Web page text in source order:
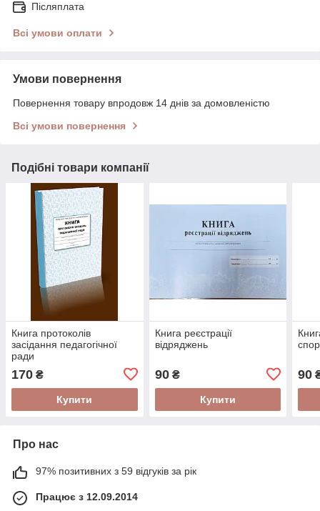
Післяплата
Всі умови оплати
Умови повернення
Повернення товару впродовж 14 днів за домовленістю
Всі умови повернення
Подібні товари компанії
Книга протоколів
засідання педагогічної
ради
170 ₴
Купити
Книга реєстрації
відряджень
90₴
Купити
90
Про нас
97% позитивних з 59 відгуків за рік
Працює з 12.09.2014